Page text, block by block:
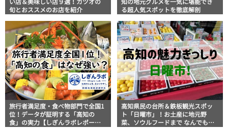
い店＆美味しい店９選！カツオの
旬とおススメのお店を紹介
知の地元グルメを一気に堪能でき
る超人気スポットを徹底解剖
旅行者満足度・食べ物部門で全国1
位！データが証明する「高知の
食」の実力【しぎんラボレポー
高知県民の台所＆鉄板観光スポッ
ト「日曜市」！お土産に地元野
菜、ソウルフードまで なんでもそ